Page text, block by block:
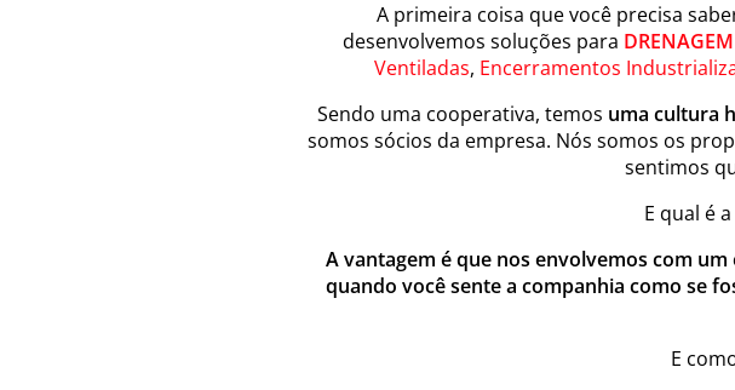
A primeira coisa que você precisa
desenvolvemos soluções para DRENAGEM
Ventiladas, Encerramentos
Sendo uma cooperativa, temos uma cultura
somos sócios da empresa. Nós somos os
sentimos
E qual é
A vantagem é que nos envolvemos com
quando você sente a companhia como se
E